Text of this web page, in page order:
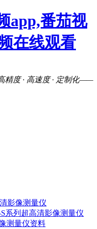
app,番茄视
在线观看
度 · 高速度 · 定制化——
影像测量仪
列超高清影像测量仪
测量仪资料